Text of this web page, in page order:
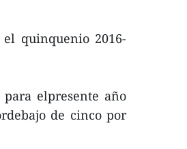
quinquenio 2016-
elpresente año
de cinco por